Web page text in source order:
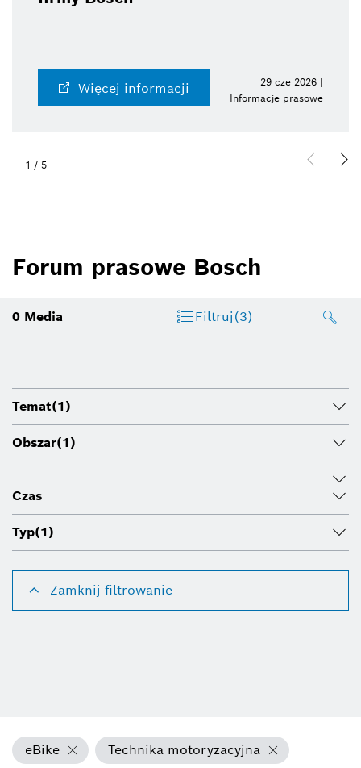
Więcej informacji
29 cze 2026 |
Informacje prasowe
1 / 5
Forum prasowe Bosch
0 Media Filtruj(3)
Temat(1)
Obszar(1)
Czas
Typ(1)
Zamknij filtrowanie
eBike Technika motoryzacyjna